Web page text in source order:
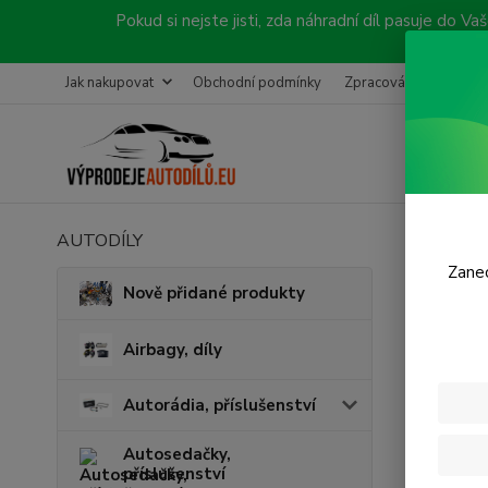
Pokud si nejste jisti, zda náhradní díl pasuje do
Jak nakupovat Obchodní podmínky Zpracování objednávky
AUTODÍLY
Nově přidané produkty
Airbagy, díly
Autorádia, příslušenství
Autosedačky,
příslušenství